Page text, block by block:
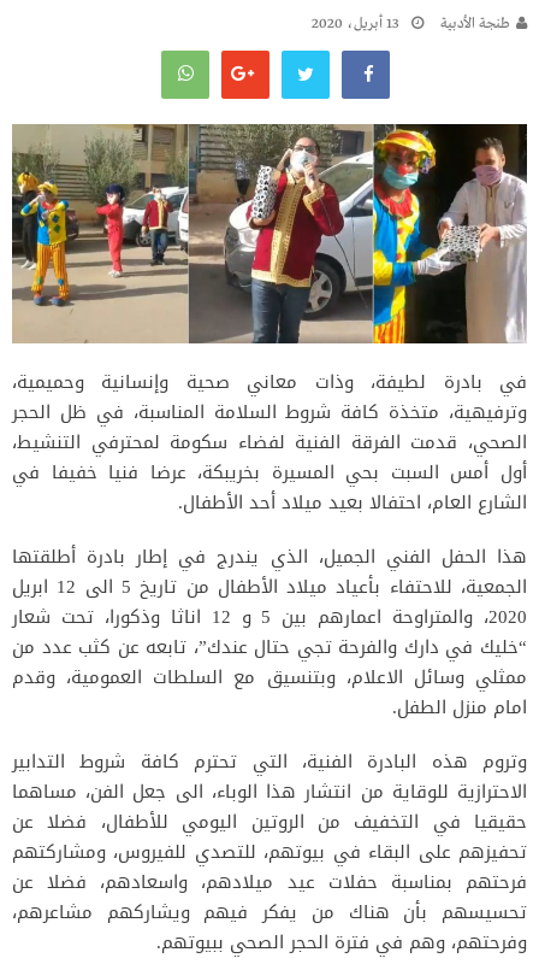
طنجة الأدبية 13 أبريل، 2020
في بادرة لطيفة، وذات معاني صحية وإنسانية وحميمية،
وترفيهية، متخذة كافة شروط السلامة المناسبة، في ظل الحجر
الصحي، قدمت الفرقة الفنية لفضاء سكومة لمحترفي التنشيط،
أول أمس السبت بحي المسيرة بخريبكة، عرضا فنيا خفيفا في
الشارع العام، احتفالا بعيد ميلاد أحد الأطفال.
هذا الحفل الفني الجميل، الذي يندرج في إطار بادرة أطلقتها
الجمعية، للاحتفاء بأعياد ميلاد الأطفال من تاريخ 5 الى 12 ابريل
2020، والمتراوحة اعمارهم بين 5 و 12 اناثا وذكورا، تحت شعار
“خليك في دارك والفرحة تجي حتال عندك”، تابعه عن كثب عدد من
ممثلي وسائل الاعلام، وبتنسيق مع السلطات العمومية، وقدم
امام منزل الطفل.
وتروم هذه البادرة الفنية، التي تحترم كافة شروط التدابير
الاحترازية للوقاية من انتشار هذا الوباء، الى جعل الفن، مساهما
حقيقيا في التخفيف من الروتين اليومي للأطفال، فضلا عن
تحفيزهم على البقاء في بيوتهم، للتصدي للفيروس، ومشاركتهم
فرحتهم بمناسبة حفلات عيد ميلادهم، واسعادهم، فضلا عن
تحسيسهم بأن هناك من يفكر فيهم ويشاركهم مشاعرهم،
وفرحتهم، وهم في فترة الحجر الصحي ببيوتهم.